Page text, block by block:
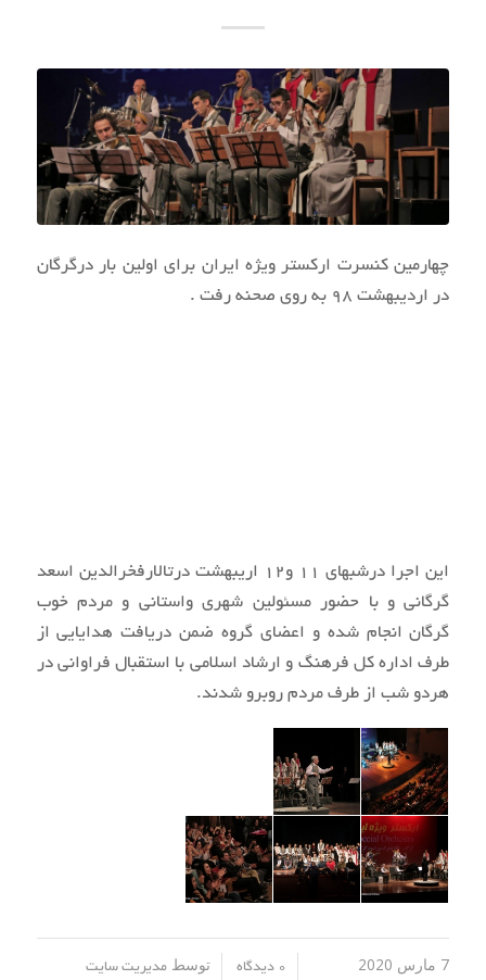
چهارمین کنسرت ارکستر ویژه ایران برای اولین بار درگرگان
در اردیبهشت 98 به روی صحنه رفت .
این اجرا درشبهای 11 و12 اریبهشت درتالارفخرالدین اسعد
گرگانی و با حضور مسئولین شهری واستانی و مردم خوب
گرگان انجام شده و اعضای گروه ضمن دریافت هدایایی از
طرف اداره کل فرهنگ و ارشاد اسلامی با استقبال فراوانی در
هردو شب از طرف مردم روبرو شدند.
7 مارس 2020 / 0 دیدگاه توسط مدیریت سایت